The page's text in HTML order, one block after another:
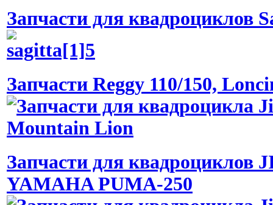
Запчасти для квадроциклов
Запчасти Reggy 110/150,
Запчасти для квадроциклов
YAMAHA PUMA-250